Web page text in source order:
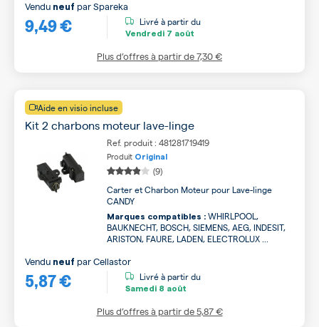
9,49 €
Vendu neuf parSpareka
Livré à partir du
Vendredi 7 août
Plus d’offres à partir de7,30 €
Aide en visio incluse
Kit 2 charbons moteur lave-linge
Ref. produit : 481281719419
Produit Original
(9)
Carter et Charbon Moteur pour Lave-linge
CANDY
Marques compatibles : WHIRLPOOL,
BAUKNECHT, BOSCH, SIEMENS, AEG, INDESIT,
ARISTON, FAURE, LADEN, ELECTROLUX ...
5,87 €
Vendu neuf parCellastor
Livré à partir du
Samedi 8 août
Plus d’offres à partir de5,87 €